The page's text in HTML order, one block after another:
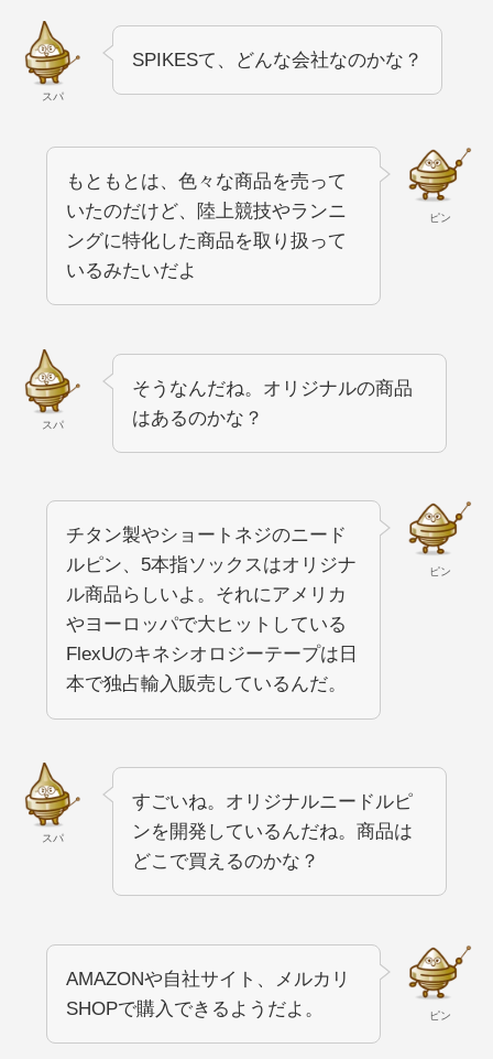
スパ
SPIKESて、どんな会社なのかな？
ピン
もともとは、色々な商品を売って
いたのだけど、陸上競技やランニ
ングに特化した商品を取り扱って
いるみたいだよ
スパ
そうなんだね。オリジナルの商品
はあるのかな？
ピン
チタン製やショートネジのニード
ルピン、5本指ソックスはオリジナ
ル商品らしいよ。それにアメリカ
やヨーロッパで大ヒットしている
FlexUのキネシオロジーテープは日
本で独占輸入販売しているんだ。
スパ
すごいね。オリジナルニードルピ
ンを開発しているんだね。商品は
どこで買えるのかな？
ピン
AMAZONや自社サイト、メルカリ
SHOPで購入できるようだよ。